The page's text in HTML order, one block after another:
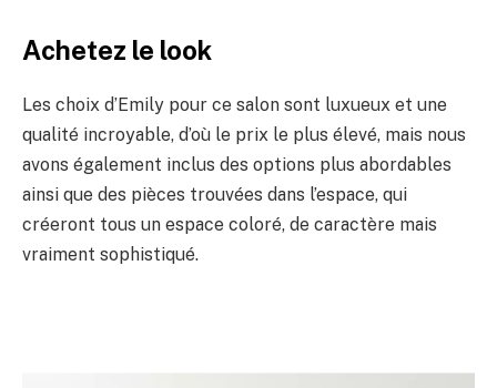
Achetez le look
Les choix d’Emily pour ce salon sont luxueux et une
qualité incroyable, d’où le prix le plus élevé, mais nous
avons également inclus des options plus abordables
ainsi que des pièces trouvées dans l’espace, qui
créeront tous un espace coloré, de caractère mais
vraiment sophistiqué.